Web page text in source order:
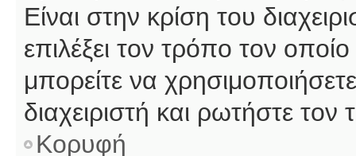
Είναι στην κρίση του
επιλέξει τον τρόπο τον
μπορείτε να
διαχειριστή και ρωτήστε τον
Κορυφή